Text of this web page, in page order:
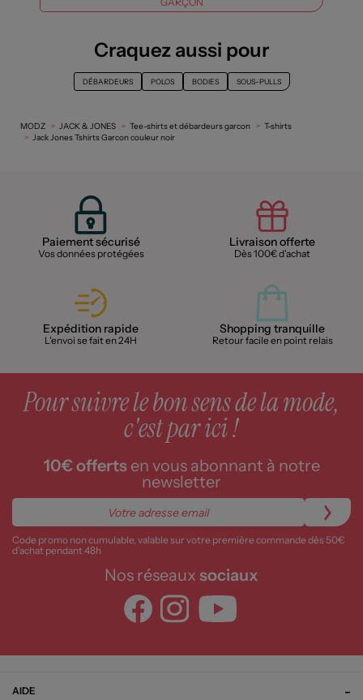
Craquez aussi pour
DÉBARDEURS POLOS BODIES SOUS-PULLS
MODZ JACK & JONES Tee-shirts et débardeurs garcon
T-shirts
Jack Jones Tshirts Garcon couleur noir
Paiement sécurisé
Vos données protégées
Livraison offerte
Dès 100€ d'achat
Expédition rapide
L'envoi se fait en 24H
Shopping tranquille
Retour facile en point relais
Pour suivre le bon sens de la mode,
c'est par ici !
10€ offertsen vous abonnant à notre
newsletter
Code promo non cumulable, valable sur votre première commande dès 50€
d’achat pendant 48h
Nos réseaux sociaux
AIDE